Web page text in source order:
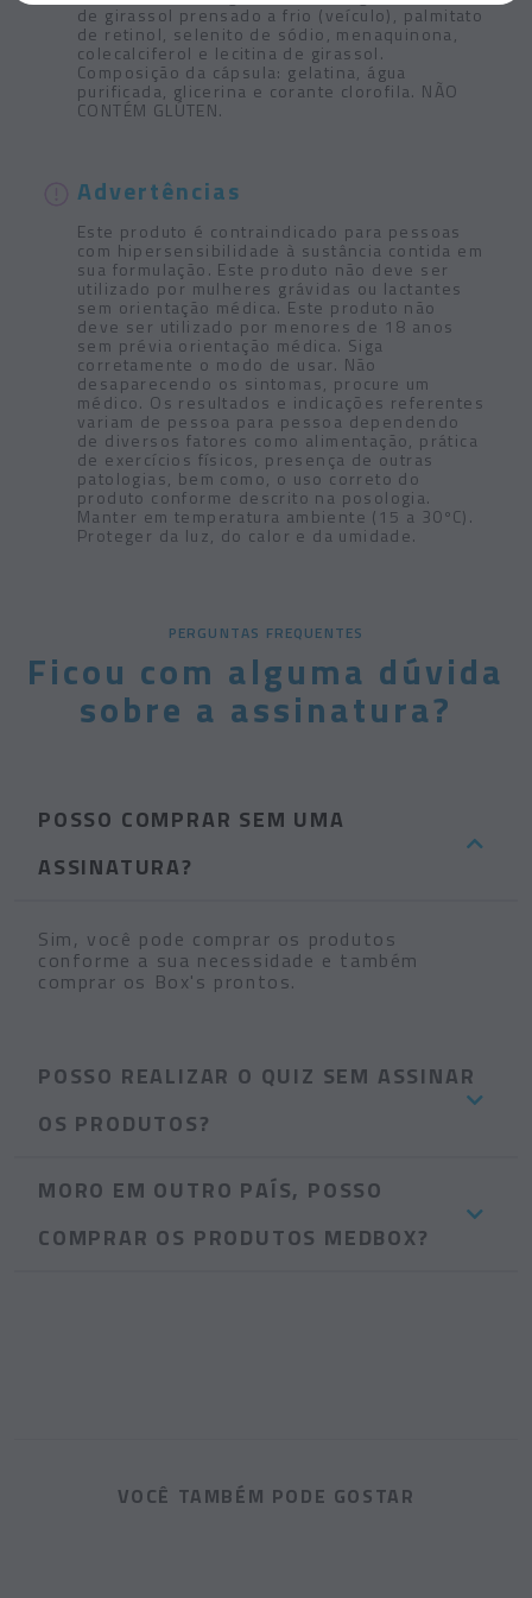
de girassol prensado a frio (veículo), palmitato
de retinol, selenito de sódio, menaquinona,
colecalciferol e lecitina de girassol.
Composição da cápsula: gelatina, água
purificada, glicerina e corante clorofila. NÃO
CONTÉM GLÚTEN.
Advertências
Este produto é contraindicado para pessoas
com hipersensibilidade à sustância contida em
sua formulação. Este produto não deve ser
utilizado por mulheres grávidas ou lactantes
sem orientação médica. Este produto não
deve ser utilizado por menores de 18 anos
sem prévia orientação médica. Siga
corretamente o modo de usar. Não
desaparecendo os sintomas, procure um
médico. Os resultados e indicações referentes
variam de pessoa para pessoa dependendo
de diversos fatores como alimentação, prática
de exercícios físicos, presença de outras
patologias, bem como, o uso correto do
produto conforme descrito na posologia.
Manter em temperatura ambiente (15 a 30ºC).
Proteger da luz, do calor e da umidade.
PERGUNTAS FREQUENTES
Ficou com alguma dúvida
sobre a assinatura?
POSSO COMPRAR SEM UMA
ASSINATURA?
Sim, você pode comprar os produtos
conforme a sua necessidade e também
comprar os Box's prontos.
POSSO REALIZAR O QUIZ SEM ASSINAR
OS PRODUTOS?
MORO EM OUTRO PAÍS, POSSO
COMPRAR OS PRODUTOS MEDBOX?
VOCÊ TAMBÉM PODE GOSTAR